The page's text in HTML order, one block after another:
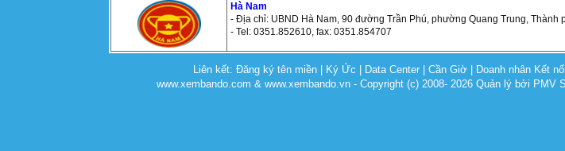
Hà Nam
- Địa chỉ: UBND Hà Nam, 90 đường Trần Phú, phường Quang Trung, Thành
- Tel: 0351.852610, fax: 0351.854707
Liên kết: Đăng ký tên miền Ký Ức Data Center Cần Giờ Doanh nhân Kết nối
www.xembando.com & www.xembando.vn - Copyright (c) 2008- 2026 Quản lý bởi